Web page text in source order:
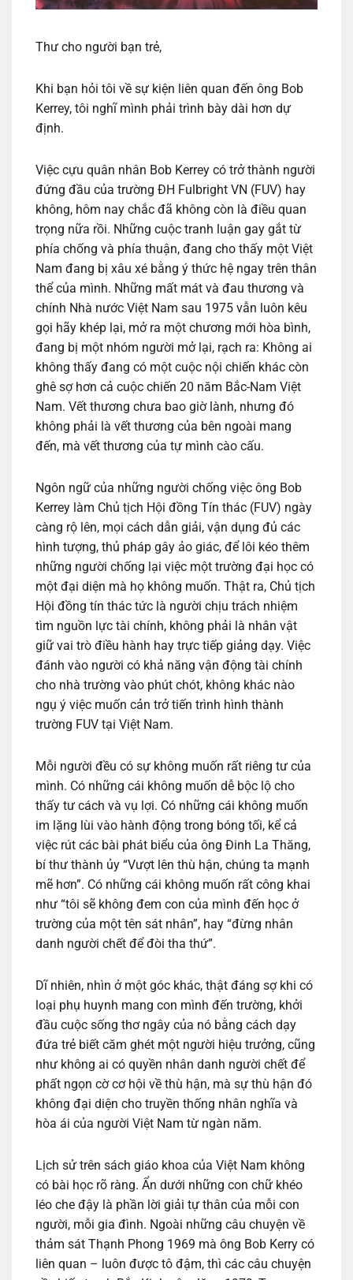
Thư cho người bạn trẻ,
Khi bạn hỏi tôi về sự kiện liên quan đến ông Bob
Kerrey, tôi nghĩ mình phải trình bày dài hơn dự
định.
Việc cựu quân nhân Bob Kerrey có trở thành người
đứng đầu của trường ĐH Fulbright VN (FUV) hay
không, hôm nay chắc đã không còn là điều quan
trọng nữa rồi. Những cuộc tranh luận gay gắt từ
phía chống và phía thuận, đang cho thấy một Việt
Nam đang bị xâu xé bằng ý thức hệ ngay trên thân
thể của mình. Những mất mát và đau thương và
chính Nhà nước Việt Nam sau 1975 vẫn luôn kêu
gọi hãy khép lại, mở ra một chương mới hòa bình,
đang bị một nhóm người mở lại, rạch ra: Không ai
không thấy đang có một cuộc nội chiến khác còn
ghê sợ hơn cả cuộc chiến 20 năm Bắc-Nam Việt
Nam. Vết thương chưa bao giờ lành, nhưng đó
không phải là vết thương của bên ngoài mang
đến, mà vết thương của tự mình cào cấu.
Ngôn ngữ của những người chống việc ông Bob
Kerrey làm Chủ tịch Hội đồng Tín thác (FUV) ngày
càng rộ lên, mọi cách dẫn giải, vận dụng đủ các
hình tượng, thủ pháp gây ảo giác, để lôi kéo thêm
những người chống lại việc một trường đại học có
một đại diện mà họ không muốn. Thật ra, Chủ tịch
Hội đồng tín thác tức là người chịu trách nhiệm
tìm nguồn lực tài chính, không phải là nhân vật
giữ vai trò điều hành hay trực tiếp giảng dạy. Việc
đánh vào người có khả năng vận động tài chính
cho nhà trường vào phút chót, không khác nào
ngụ ý việc muốn cản trở tiến trình hình thành
trường FUV tại Việt Nam.
Mỗi người đều có sự không muốn rất riêng tư của
mình. Có những cái không muốn dễ bộc lộ cho
thấy tư cách và vụ lợi. Có những cái không muốn
im lặng lùi vào hành động trong bóng tối, kể cả
việc rút các bài phát biểu của ông Đinh La Thăng,
bí thư thành ủy “Vượt lên thù hận, chúng ta mạnh
mẽ hơn”. Có những cái không muốn rất công khai
như “tôi sẽ không đem con của mình đến học ở
trường của một tên sát nhân”, hay “đừng nhân
danh người chết để đòi tha thứ”.
Dĩ nhiên, nhìn ở một góc khác, thật đáng sợ khi có
loại phụ huynh mang con mình đến trường, khởi
đầu cuộc sống thơ ngây của nó bằng cách dạy
đứa trẻ biết căm ghét một người hiệu trưởng, cũng
như không ai có quyền nhân danh người chết để
phất ngọn cờ cơ hội về thù hận, mà sự thù hận đó
không đại diện cho truyền thống nhân nghĩa và
hòa ái của người Việt Nam từ ngàn năm.
Lịch sử trên sách giáo khoa của Việt Nam không
có bài học rõ ràng. Ẩn dưới những con chữ khéo
léo che đậy là phần lời giải tự thân của mỗi con
người, mỗi gia đình. Ngoài những câu chuyện về
thảm sát Thạnh Phong 1969 mà ông Bob Kerry có
liên quan – luôn được tô đậm, thì các câu chuyện